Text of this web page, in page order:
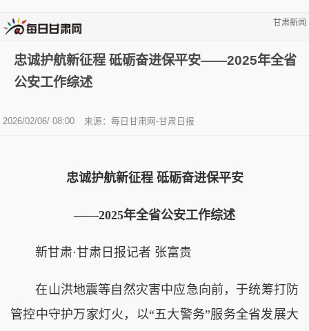
甘肃新闻
忠诚护航新征程 砥砺奋进保平安——2025年全省
公安工作综述
2026/02/06/ 08:00 来源：每日甘肃网-甘肃日报
忠诚护航新征程 砥砺奋进保平安
——2025年全省公安工作综述
新甘肃·甘肃日报记者 张富贵
在山洪地震等自然灾害中应急向前，于统筹打防
管控中守护万家灯火，以“五大警务”服务全省发展大